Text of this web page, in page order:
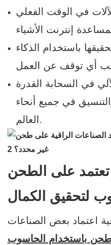
في الوقت الفعلي
باستخدام الذكاء
في السحابة القدرة
في جميع أنحاء
العالم.
تعتمد على الطحن
لتحقيق الكمال
اعتماد بعض الصناعات
باستخدام الحاسوب